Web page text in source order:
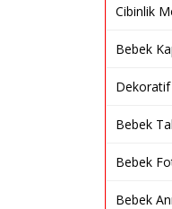
Cibinlik
Bebek
Bebek
Bebek
Bebek